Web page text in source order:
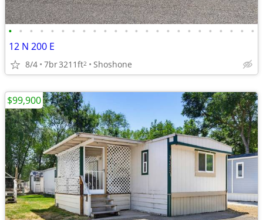
• • • • • • • • • • • • • • • • • • • • • • • •
12 N 200 E
8/4 7br3211ft2 Shoshone
$99,900